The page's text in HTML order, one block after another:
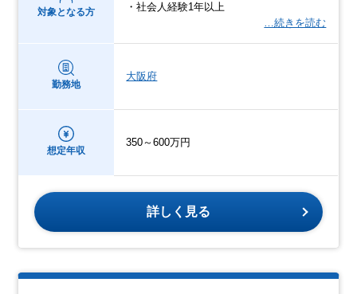
対象となる方
・社会人経験1年以上
…続きを読む
勤務地
大阪府
想定年収
350～600万円
詳しく見る